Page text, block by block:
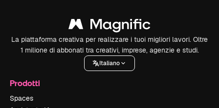
La piattaforma creativa per realizzare i tuoi migliori lavori. Oltre
1 milione di abbonati tra creativi, imprese, agenzie e studi.
Italiano
Prodotti
Spaces